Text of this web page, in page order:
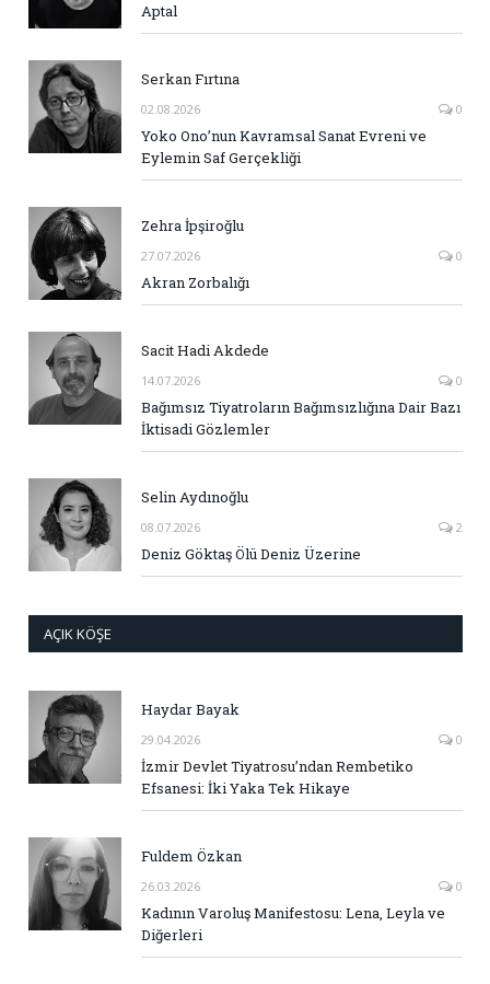
Aptal
Serkan Fırtına
02.08.2026 0
Yoko Ono’nun Kavramsal Sanat Evreni ve
Eylemin Saf Gerçekliği
Zehra İpşiroğlu
27.07.2026 0
Akran Zorbalığı
Sacit Hadi Akdede
14.07.2026 0
Bağımsız Tiyatroların Bağımsızlığına Dair Bazı
İktisadi Gözlemler
Selin Aydınoğlu
08.07.2026 2
Deniz Göktaş Ölü Deniz Üzerine
AÇIK KÖŞE
Haydar Bayak
29.04.2026 0
İzmir Devlet Tiyatrosu’ndan Rembetiko
Efsanesi: İki Yaka Tek Hikaye
Fuldem Özkan
26.03.2026 0
Kadının Varoluş Manifestosu: Lena, Leyla ve
Diğerleri